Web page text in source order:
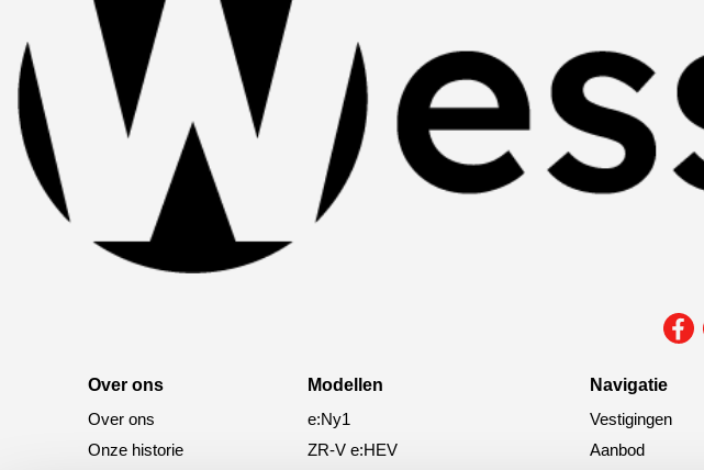
Over ons
Over ons
Onze historie
Modellen
e:Ny1
ZR-V e:HEV
Navigatie
Vestigingen
Aanbod